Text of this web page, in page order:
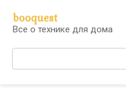
контенту
booquest
Все о технике для дома
Поиск: